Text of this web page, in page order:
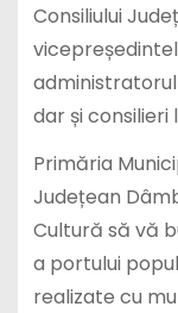
Consiliului
administratorul
dar și consilieri
Primăria
Județean
Cultură să vă
a portului
realizate cu